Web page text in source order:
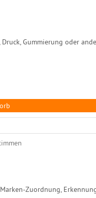
Gummierung oder
Zuordnung,